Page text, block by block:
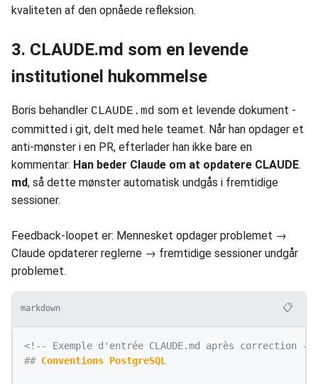
kvaliteten af den opnåede refleksion.
3. CLAUDE.md som en levende
institutionel hukommelse
Boris behandler CLAUDE.md som et levende dokument -
committed i git, delt med hele teamet. Når han opdager et
anti-mønster i en PR, efterlader han ikke bare en
kommentar: Han beder Claude om at opdatere CLAUDE.
md, så dette mønster automatisk undgås i fremtidige
sessioner.
Feedback-loopet er: Mennesket opdager problemet →
Claude opdaterer reglerne → fremtidige sessioner undgår
problemet.
markdown 📋
<!-- Exemple d'entrée CLAUDE.md après correction --
## Conventions PostgreSQL